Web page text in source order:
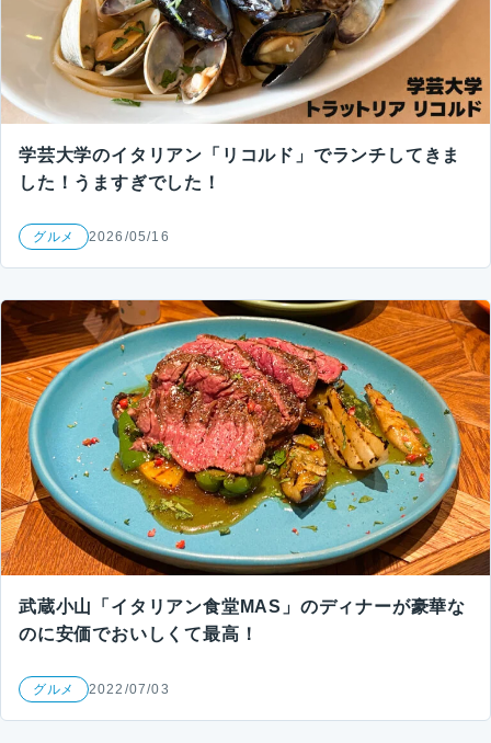
学芸大学のイタリアン「リコルド」でランチしてきま
した！うますぎでした！
グルメ 2026/05/16
武蔵小山「イタリアン食堂MAS」のディナーが豪華な
のに安価でおいしくて最高！
グルメ 2022/07/03